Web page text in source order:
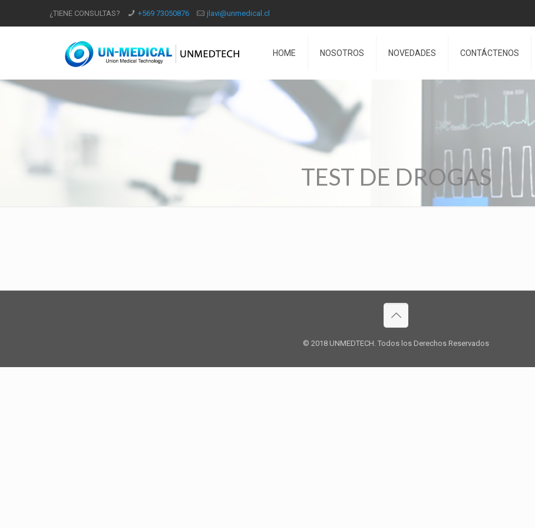
¿TIENE CONSULTAS? +569 73050876 jlavi@unmedical.cl
HOME NOSOTROS NOVEDADES CONTÁCTENOS
TEST DE DROGAS
© 2018 UNMEDTECH. Todos los Derechos Reservados